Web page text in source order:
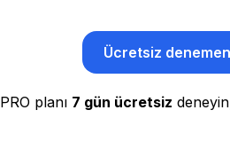
Ücretsiz
PRO planı 7 gün ücretsiz